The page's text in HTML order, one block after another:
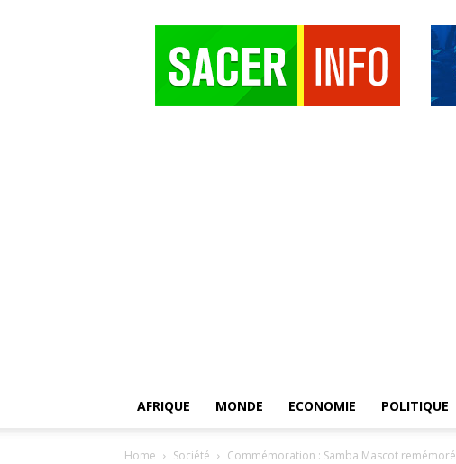
AFRIQUE MONDE ECONOMIE POLITIQUE
Home Société Commémoration : Samba Mascot remémoré